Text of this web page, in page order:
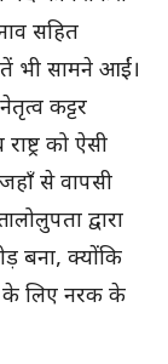
सहित
भी सामने आईं।
कट्टर
को ऐसी
से वापसी
द्वारा
बना, क्योंकि
के लिए नरक के